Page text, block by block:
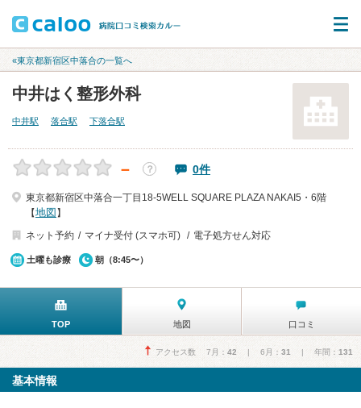
«東京都新宿区中落合の一覧へ
中井はく整形外科
中井駅 落合駅 下落合駅
－ ？ 0件
東京都新宿区中落合一丁目18-5WELL SQUARE PLAZA NAKAI5・6階
【地図 】
ネット予約
マイナ受付 (スマホ可) 電子処方せん対応
土曜も診療 朝（8:45〜）
TOP 地図 口コミ
アクセス数 7月： 42 | 6月： 31 | 年間： 131
基本情報